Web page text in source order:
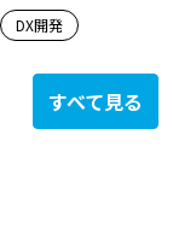
DX開発
すべて見る